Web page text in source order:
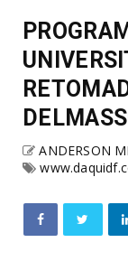
ANDERSON